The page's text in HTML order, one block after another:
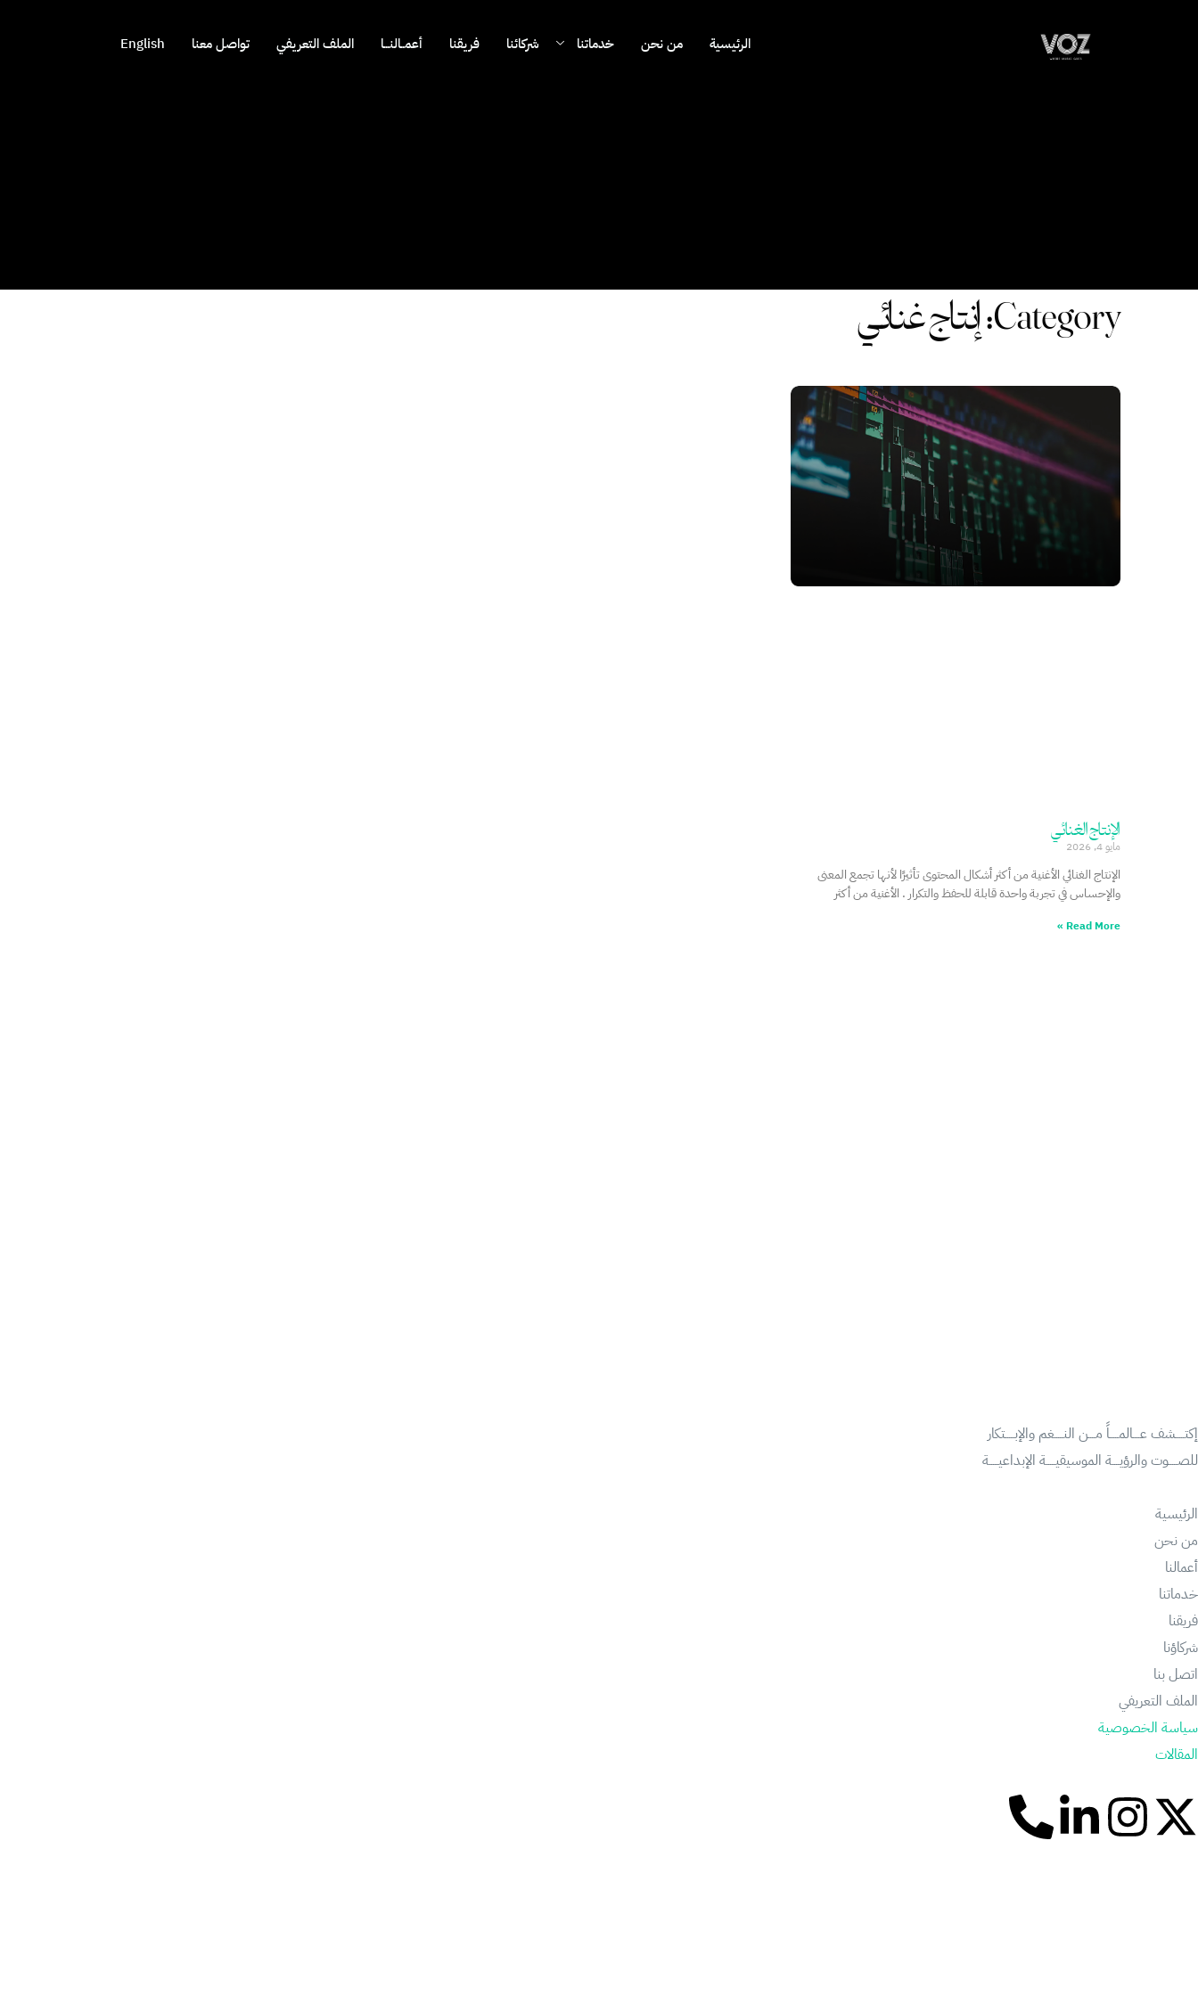
الرئيسية من نحن خدماتنا شركائنا فريقنا أعمــالنـــا الملف التعريفي تواصل معنا English
Category: إنتاج غنائي
الإنتاج الغنائي
مايو 4, 2026
الإنتاج الغنائي الأغنية من أكثر أشكال المحتوى تأثيرًا لأنها تجمع المعنى
والإحساس في تجربة واحدة قابلة للحفظ والتكرار . الأغنية من أكثر
Read More »
إكتـــــشف عــــالمـــــاً مــــن النـــــغم والإبـــــتكار
للصـــــوت والرؤيــــة الموسيقيـــــة الإبداعيـــــة
الرئيسية
من نحن
أعمالنا
خدماتنا
فريقنا
شركاؤنا
اتصل بنا
الملف التعريفي
سياسة الخصوصية
المقالات